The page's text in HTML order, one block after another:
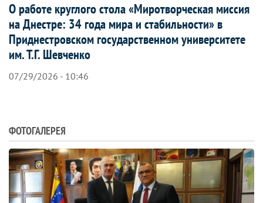
О работе круглого стола «Миротворческая миссия
на Днестре: 34 года мира и стабильности» в
Приднестровском государственном университете
им. Т.Г. Шевченко
07/29/2026 - 10:46
ФОТОГАЛЕРЕЯ